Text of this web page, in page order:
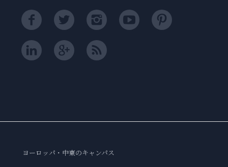
ヨーロッパ・中東のキャンパス